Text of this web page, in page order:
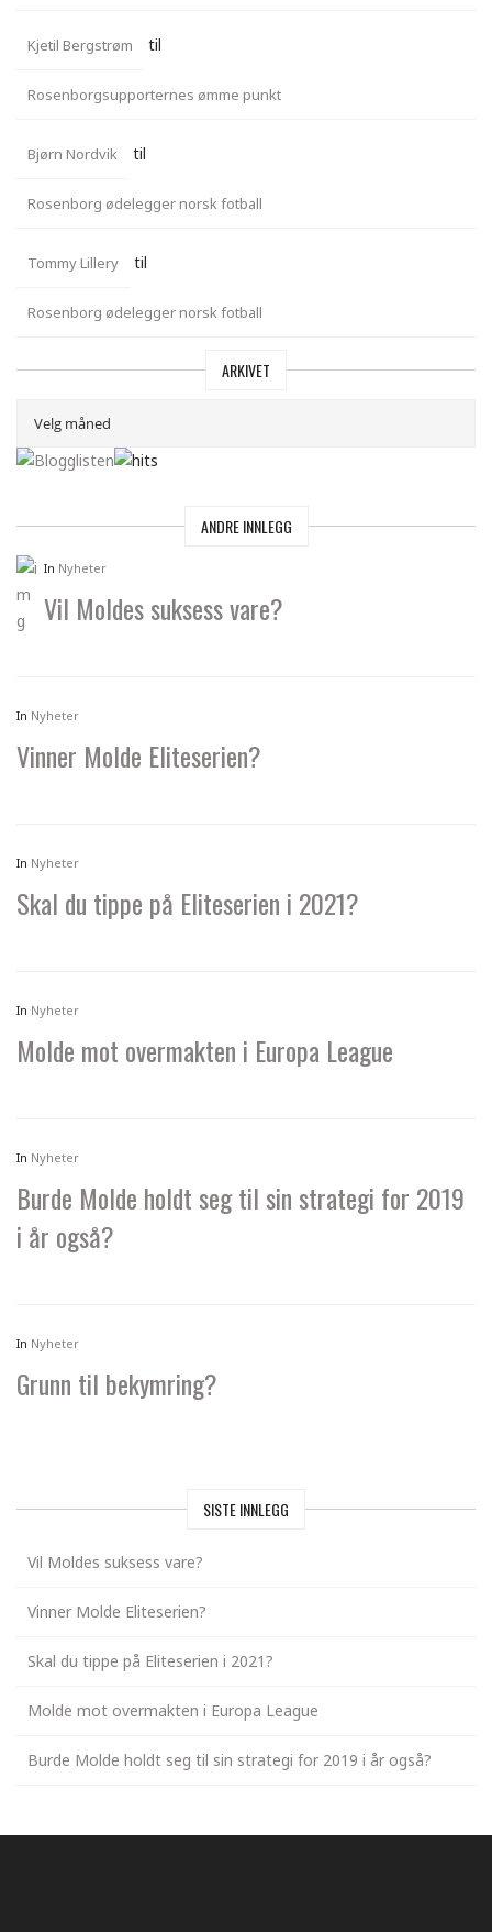
Kjetil Bergstrøm til
Rosenborgsupporternes ømme punkt
Bjørn Nordvik til
Rosenborg ødelegger norsk fotball
Tommy Lillery til
Rosenborg ødelegger norsk fotball
ARKIVET
ANDRE INNLEGG
In Nyheter
Vil Moldes suksess vare?
In Nyheter
Vinner Molde Eliteserien?
In Nyheter
Skal du tippe på Eliteserien i 2021?
In Nyheter
Molde mot overmakten i Europa League
In Nyheter
Burde Molde holdt seg til sin strategi for 2019
i år også?
In Nyheter
Grunn til bekymring?
SISTE INNLEGG
Vil Moldes suksess vare?
Vinner Molde Eliteserien?
Skal du tippe på Eliteserien i 2021?
Molde mot overmakten i Europa League
Burde Molde holdt seg til sin strategi for 2019 i år også?